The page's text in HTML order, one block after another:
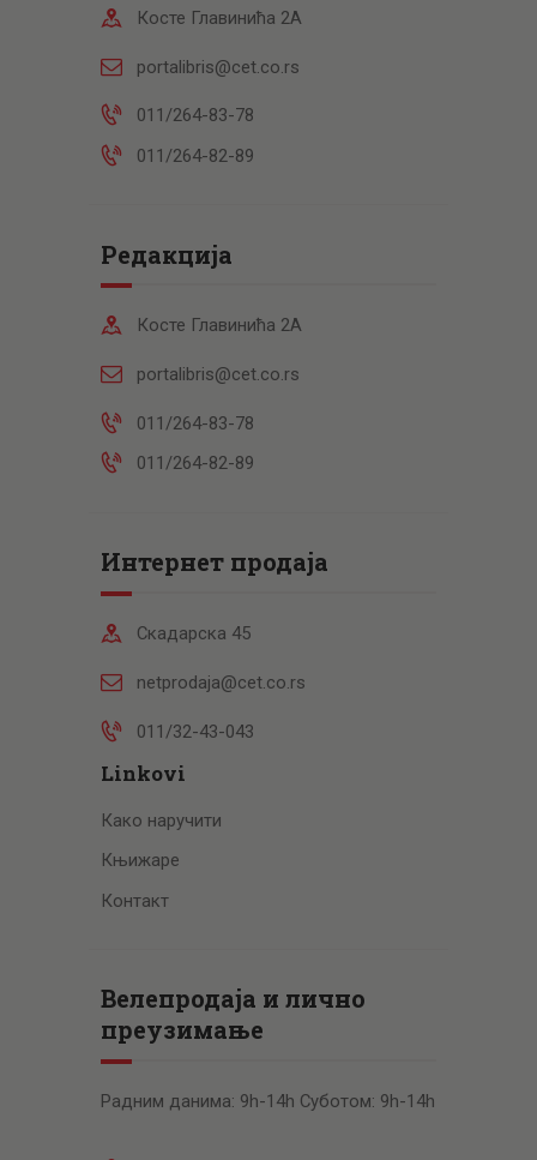
Косте Главинића 2А
portalibris@cet.co.rs
011/264-83-78
011/264-82-89
Редакција
Косте Главинића 2А
portalibris@cet.co.rs
011/264-83-78
011/264-82-89
Интернет продаја
Скадарска 45
netprodaja@cet.co.rs
011/32-43-043
Linkovi
Како наручити
Књижаре
Контакт
Велепродаја и лично
преузимање
Радним данима: 9h-14h Суботом: 9h-14h